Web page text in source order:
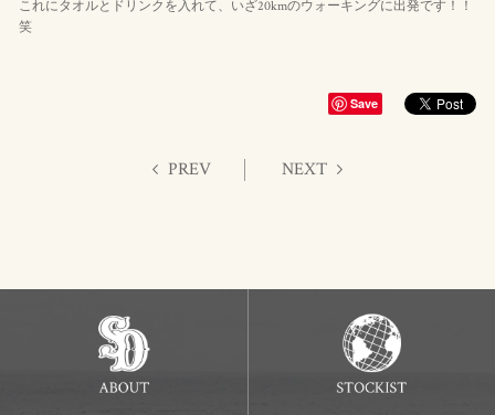
これにタオルとドリンクを入れて、いざ20kmのウォーキングに出発です！！
笑
Save
PREV NEXT